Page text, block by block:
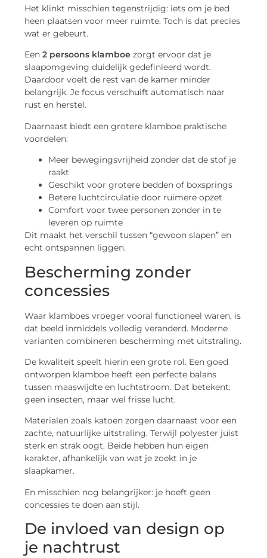
Het klinkt misschien tegenstrijdig: iets om je bed
heen plaatsen voor meer ruimte. Toch is dat precies
wat er gebeurt.
Een2 persoons klamboe zorgt ervoor dat je
slaapomgeving duidelijk gedefinieerd wordt.
Daardoor voelt de rest van de kamer minder
belangrijk. Je focus verschuift automatisch naar
rust en herstel.
Daarnaast biedt een grotere klamboe praktische
voordelen:
Meer bewegingsvrijheid zonder dat de stof je
raakt
Geschikt voor grotere bedden of boxsprings
Betere luchtcirculatie door ruimere opzet
Comfort voor twee personen zonder in te
leveren op ruimte
Dit maakt het verschil tussen “gewoon slapen” en
echt ontspannen liggen.
Bescherming zonder
concessies
Waar klamboes vroeger vooral functioneel waren, is
dat beeld inmiddels volledig veranderd. Moderne
varianten combineren bescherming met uitstraling.
De kwaliteit speelt hierin een grote rol. Een goed
ontworpen klamboe heeft een perfecte balans
tussen maaswijdte en luchtstroom. Dat betekent:
geen insecten, maar wel frisse lucht.
Materialen zoals katoen zorgen daarnaast voor een
zachte, natuurlijke uitstraling. Terwijl polyester juist
sterk en strak oogt. Beide hebben hun eigen
karakter, afhankelijk van wat je zoekt in je
slaapkamer.
En misschien nog belangrijker: je hoeft geen
concessies te doen aan stijl.
De invloed van design op
je nachtrust